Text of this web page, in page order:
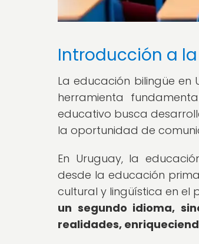
Introducción a
La educación bilingüe
herramienta
educativo busca
la oportunidad de
En Uruguay, la
desde la educación
cultural y lingüística en el
un segundo idioma,
realidades,